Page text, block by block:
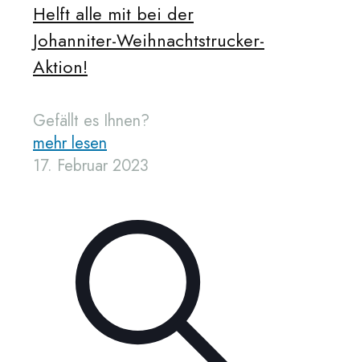
Helft alle mit bei der
Johanniter-Weihnachtstrucker-
Aktion!
Gefällt es Ihnen?
mehr lesen
17. Februar 2023